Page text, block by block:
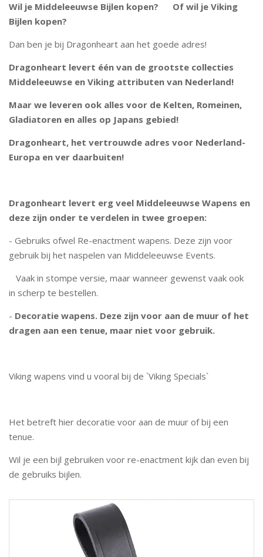
Wil je Middeleeuwse Bijlen kopen? Of wil je Viking
Bijlen kopen?
Dan ben je bij Dragonheart aan het goede adres!
Dragonheart levert één van de grootste collecties
Middeleeuwse en Viking attributen van Nederland!
Maar we leveren ook alles voor de Kelten, Romeinen,
Gladiatoren en alles op Japans gebied!
Dragonheart, het vertrouwde adres voor Nederland-
Europa en ver daarbuiten!
Dragonheart levert erg veel Middeleeuwse Wapens en
deze zijn onder te verdelen in twee groepen:
- Gebruiks ofwel Re-enactment wapens. Deze zijn voor
gebruik bij het naspelen van Middeleeuwse Events.
Vaak in stompe versie, maar wanneer gewenst vaak ook
in scherp te bestellen.
- Decoratie wapens. Deze zijn voor aan de muur of het
dragen aan een tenue, maar niet voor gebruik.
Viking wapens vind u vooral bij de `Viking Specials`
Het betreft hier decoratie voor aan de muur of bij een
tenue.
Wil je een bijl gebruiken voor re-enactment kijk dan even bij
de gebruiks bijlen.